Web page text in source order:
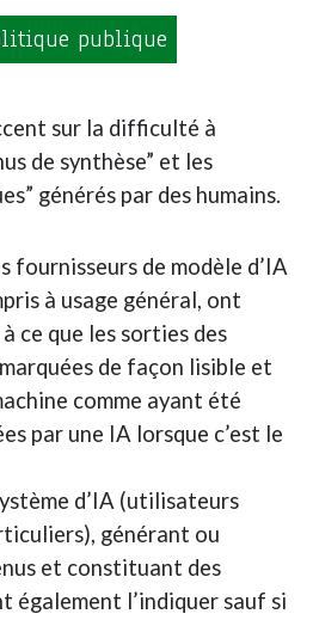
publique
sur la difficulté à
de synthèse” et les
générés par des humains.
fournisseurs de modèle d’IA
à usage général, ont
ce que les sorties des
de façon lisible et
comme ayant été
par une IA lorsque c’est le
d’IA (utilisateurs
générant ou
et constituant des
également l’indiquer sauf si